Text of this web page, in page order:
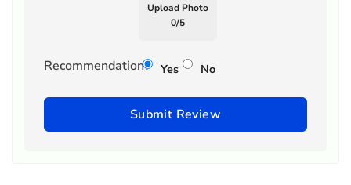
Upload Photo
0/5
Recommendation? Yes No
Submit Review